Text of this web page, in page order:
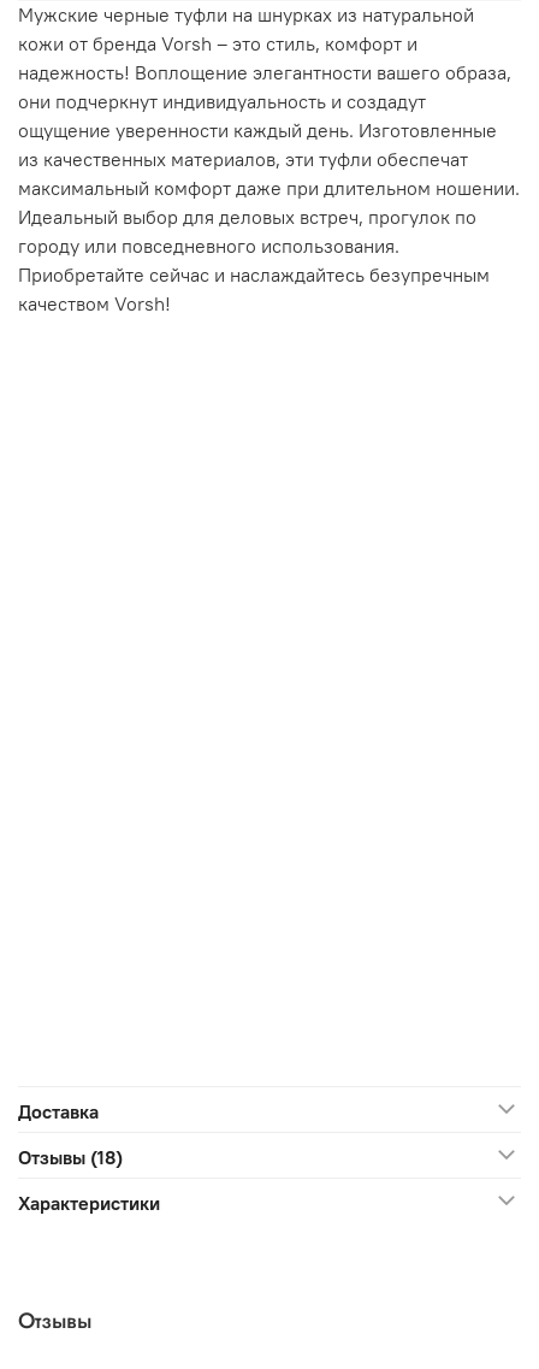
Мужские черные туфли на шнурках из натуральной
кожи от бренда Vorsh – это стиль, комфорт и
надежность! Воплощение элегантности вашего образа,
они подчеркнут индивидуальность и создадут
ощущение уверенности каждый день. Изготовленные
из качественных материалов, эти туфли обеспечат
максимальный комфорт даже при длительном ношении.
Идеальный выбор для деловых встреч, прогулок по
городу или повседневного использования.
Приобретайте сейчас и наслаждайтесь безупречным
качеством Vorsh!
Доставка
Отзывы (18)
Характеристики
Отзывы